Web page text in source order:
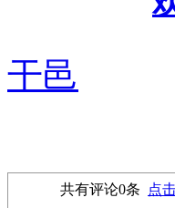
干邑
共有评论0条
点